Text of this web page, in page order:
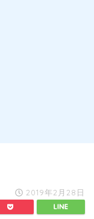
2019年2月28日